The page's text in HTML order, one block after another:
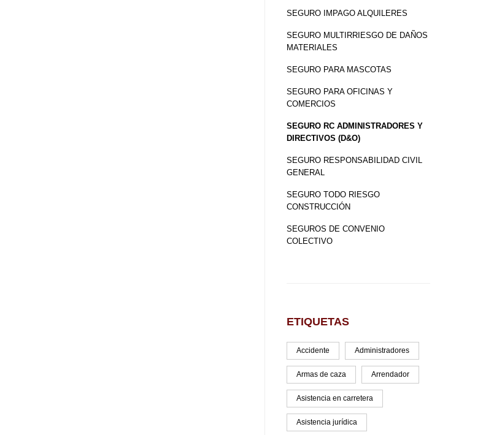
SEGURO IMPAGO ALQUILERES
SEGURO MULTIRRIESGO DE DAÑOS
MATERIALES
SEGURO PARA MASCOTAS
SEGURO PARA OFICINAS Y
COMERCIOS
SEGURO RC ADMINISTRADORES Y
DIRECTIVOS (D&O)
SEGURO RESPONSABILIDAD CIVIL
GENERAL
SEGURO TODO RIESGO
CONSTRUCCIÓN
SEGUROS DE CONVENIO
COLECTIVO
ETIQUETAS
Accidente Administradores
Armas de caza Arrendador
Asistencia en carretera
Asistencia jurídica